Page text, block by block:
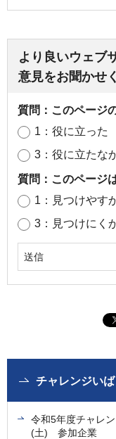
より良いウェブ
意見をお聞かせ
質問：このページ
1：役に立った
3：役に立たな
質問：このページ
1：見つけやす
3：見つけにく
チャレンジい
令和5年度チャレ
(土) 参加企業